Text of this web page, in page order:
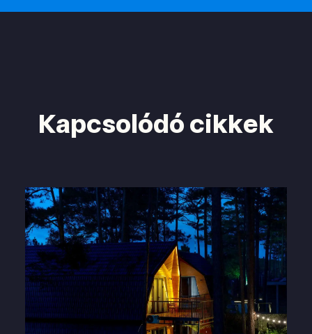
Kapcsolódó cikkek